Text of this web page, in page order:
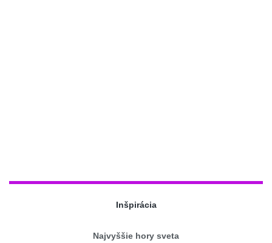
Inšpirácia
Najvyššie hory sveta